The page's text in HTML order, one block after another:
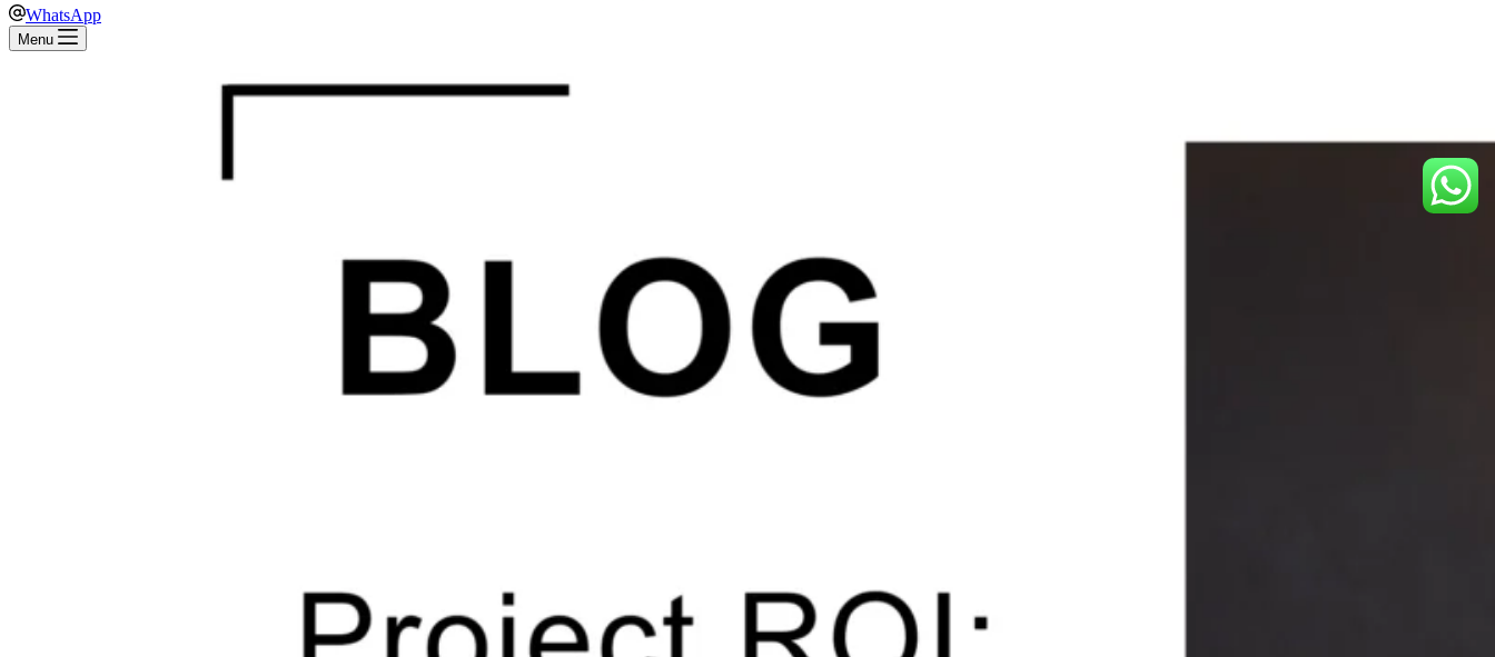
WhatsApp
Menu